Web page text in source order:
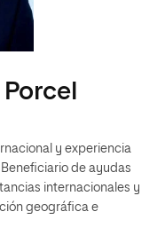
y experiencia
de ayudas
internacionales y
geográfica e